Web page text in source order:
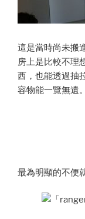
這是當時尚未搬
房上是比較不理
西，也能透過抽
容物能一覽無遺。
最為明顯的不便